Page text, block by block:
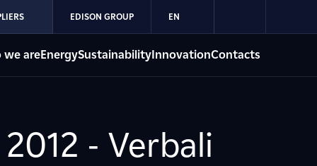
EDISON GROUP EN
we areEnergySustainabilityInnovationContacts
- Verbali